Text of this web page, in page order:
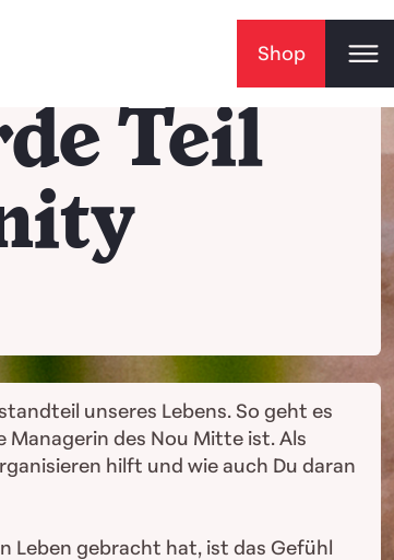
Shop
Teil
unseres Lebens. So geht es
des Nou Mitte ist. Als
hilft und wie auch Du daran
Leben gebracht hat, ist das Gefühl